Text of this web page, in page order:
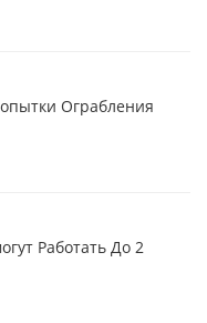
Ограбления
Работать До 2